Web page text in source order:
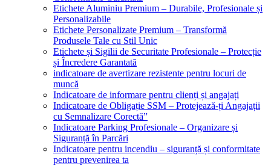
Etichete Aluminiu Premium – Durabile, Profesionale și
Personalizabile
Etichete Personalizate Premium – Transformă
Produsele Tale cu Stil Unic
Etichete și Sigilii de Securitate Profesionale – Protecție
și Încredere Garantată
indicatoare de avertizare rezistente pentru locuri de
muncă
Indicatoare de informare pentru clienți și angajați
Indicatoare de Obligație SSM – Protejează-ți Angajații
cu Semnalizare Corectă”
Indicatoare Parking Profesionale – Organizare și
Siguranță în Parcări
Indicatoare pentru incendiu – siguranță și conformitate
pentru prevenirea ta